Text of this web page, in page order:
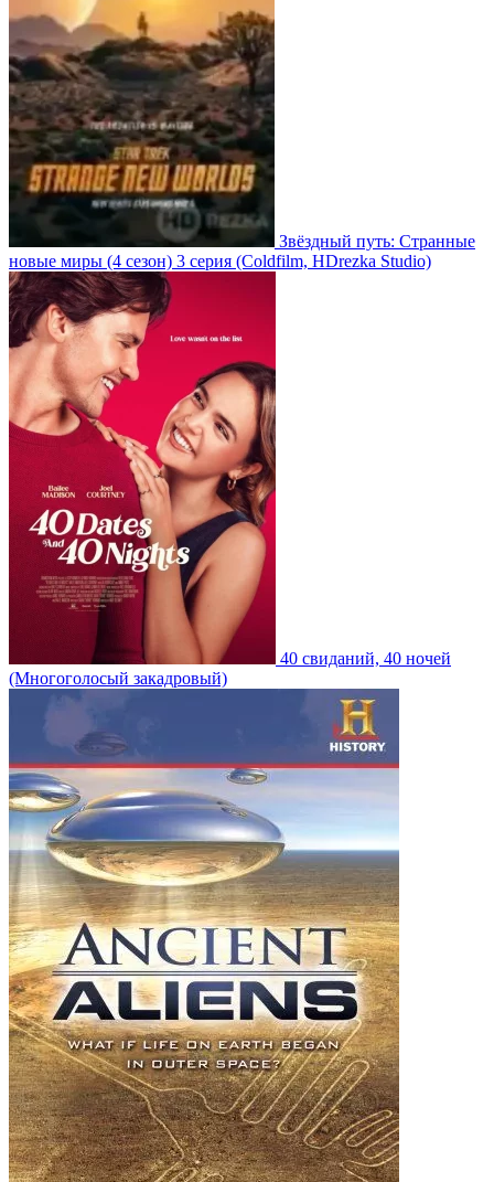
Звёздный путь: Странные
новые миры (4 сезон) 3 серия (Coldfilm, HDrezka Studio)
40 свиданий, 40 ночей
(Многоголосый закадровый)